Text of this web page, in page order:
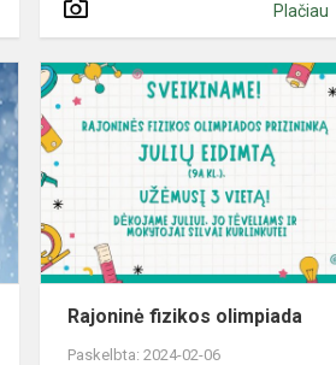
Plačiau
Respublikinis
kūrybinių
darbų
konkursas
„Žiemos
džiaugsmai“
Rajoninė fizikos olimpiada
Paskelbta: 2024-02-06